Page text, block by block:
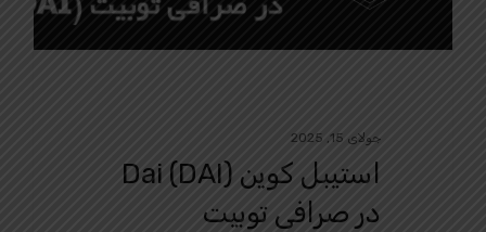
جولای 15, 2025
استیبل کوین Dai (DAI)
در صرافی توبیت